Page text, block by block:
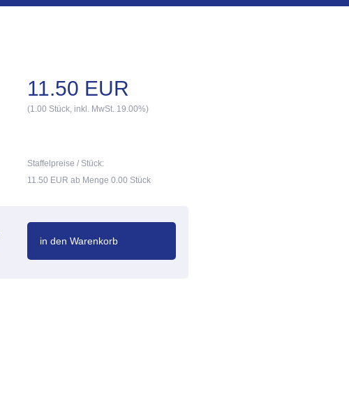
11.50 EUR
(1.00 Stück, inkl. MwSt. 19.00%)
Staffelpreise / Stück:
11.50 EUR ab Menge 0.00 Stück
in den Warenkorb